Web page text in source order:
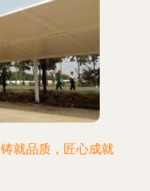
就品质，匠心成就